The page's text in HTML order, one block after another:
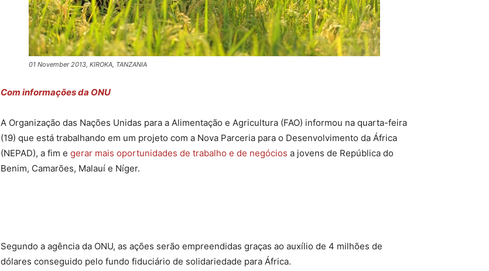
01 November 2013, KIROKA, TANZANIA
Com informações da ONU
A Organização das Nações Unidas para a Alimentação e Agricultura (FAO) informou na quarta-feira
(19) que está trabalhando em um projeto com a Nova Parceria para o Desenvolvimento da África
(NEPAD), a fim e gerar mais oportunidades de trabalho e de negócios a jovens de República do
Benim, Camarões, Malauí e Níger.
Segundo a agência da ONU, as ações serão empreendidas graças ao auxílio de 4 milhões de
dólares conseguido pelo fundo fiduciário de solidariedade para África.